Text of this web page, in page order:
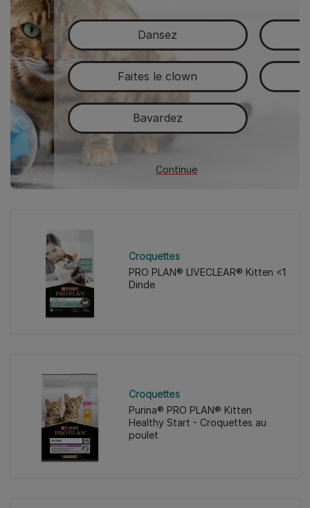
Dansez
Faites le clown
Bavardez
Continue
Croquettes
PRO PLAN® LIVECLEAR® Kitten <1
Dinde
Croquettes
Purina® PRO PLAN® Kitten
Healthy Start - Croquettes au
poulet